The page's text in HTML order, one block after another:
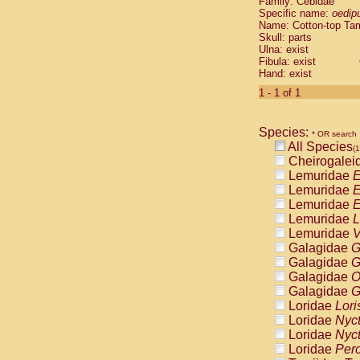
Cebidae
Cebidae
Cebidae
Cebidae
Cebidae
Cebidae
Cebidae
Cebidae
Cebidae
Cebidae
Cebidae
Cebidae
Atelidae
Atelidae
Atelidae
Atelidae
Atelidae
Atelidae
Atelidae
Atelidae
Atelidae
Atelidae
Pitheciidae
Specific name:
Name: Cotton-top
Skull: parts
Ulna: exist
Fibula: exist
Hand: exist
1 - 1 of 1
Species: * OR search
All Species
Lemuridae
Lemuridae
Lemuridae
Lemuridae
Lemuridae
Galagidae
Galagidae
Galagidae
Galagidae
Loridae
Loridae
Loridae
Loridae